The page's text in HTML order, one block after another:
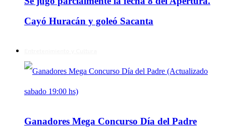
Cayó Huracán y goleó Sacanta
Ganadores Mega Concurso Día del Padre